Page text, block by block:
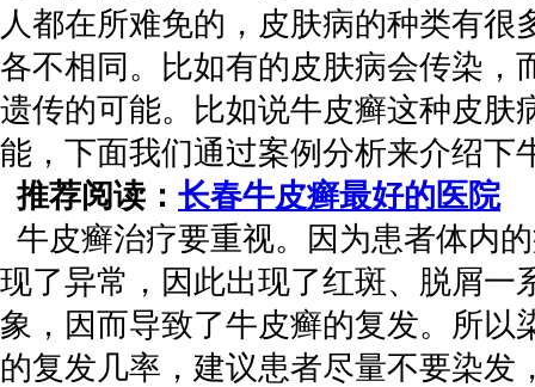
人都在所难免的，皮肤病的种类有很
各不相同。比如有的皮肤病会传染，
遗传的可能。比如说牛皮癣这种皮肤
能，下面我们通过案例分析来介绍下
推荐阅读： 长春牛皮癣最好的医院
牛皮癣治疗要重视。因为患者体内
现了异常，因此出现了红斑、脱屑一
象，因而导致了牛皮癣的复发。所以
的复发几率，建议患者尽量不要染发